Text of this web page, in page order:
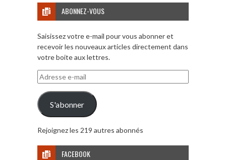
ABONNEZ-VOUS
Saisissez votre e-mail pour vous abonner et
recevoir les nouveaux articles directement dans
votre boite aux lettres.
Adresse
e-
mail
S'abonner
Rejoignez les 219 autres abonnés
FACEBOOK